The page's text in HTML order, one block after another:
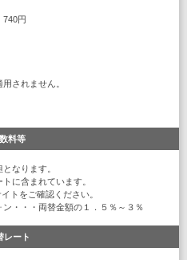
740円
されません。
料等
なります。
に含まれています。
トをご確認ください。
・・・両替金額の１．５％～３％
レート